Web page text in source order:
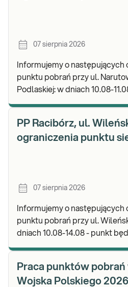
07 sierpnia 2026
Informujemy o następujących
punktu pobrań przy ul.
Podlaskiej: w dniach 10.08-11.08 – punkt będzie
PP Racibórz, ul.
ograniczenia punktu
07 sierpnia 2026
Informujemy o następujących
punktu pobrań przy ul. Wileńskiej 1 w Raciborzu: w
dniach 10.08-14.08 - punkt
Praca punktów
Wojska Polskiego 2026